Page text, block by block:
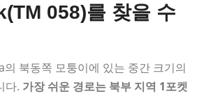
058)를 찾을 수
북동쪽 모퉁이에 있는 중간 크기의
다. 가장 쉬운 경로는 북부 지역 1포켓